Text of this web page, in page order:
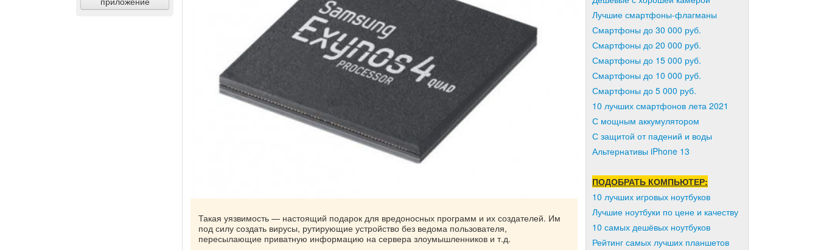
Такая уязвимость — настоящий подарок для вредоносных программ и их создателей. Им
под силу создать вирусы, рутирующие устройство без ведома пользователя,
пересылающие приватную информацию на сервера злоумышленников и т.д.
Лучшие смартфоны-флагманы
Смартфоны до 30 000 руб.
Смартфоны до 20 000 руб.
Смартфоны до 15 000 руб.
Смартфоны до 10 000 руб.
Смартфоны до 5 000 руб.
10 лучших смартфонов лета 2021
С мощным аккумулятором
С защитой от падений и воды
Альтернативы iPhone 13
ПОДОБРАТЬ КОМПЬЮТЕР:
10 лучших игровых ноутбуков
Лучшие ноутбуки по цене и качеству
10 самых дешёвых ноутбуков
Рейтинг самых лучших планшетов